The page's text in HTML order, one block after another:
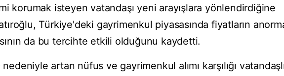
korumak isteyen vatandaşı yeni arayışlara yönlendirdiğine
Türkiye'deki gayrimenkul piyasasında fiyatların
da bu tercihte etkili olduğunu kaydetti.
artan nüfus ve gayrimenkul alımı karşılığı